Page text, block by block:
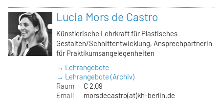
Lucia Mors de Castro
Künstlerische Lehrkraft für Plastisches
Gestalten/Schnittentwicklung, Ansprechpartnerin
für Praktikumsangelegenheiten
→ Lehrangebote
→ Lehrangebote (Archiv)
Raum
C 2.09
Email
morsdecastro(at)kh-berlin.de